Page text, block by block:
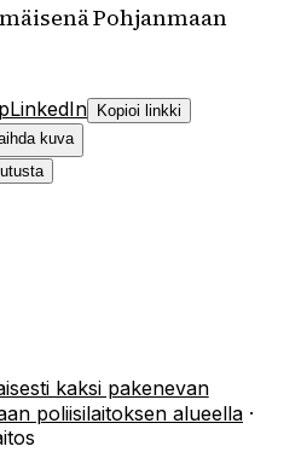
Pohjanmaan
LinkedIn
Kopioi linkki
kuva
kaksi pakenevan
poliisilaitoksen alueella ·